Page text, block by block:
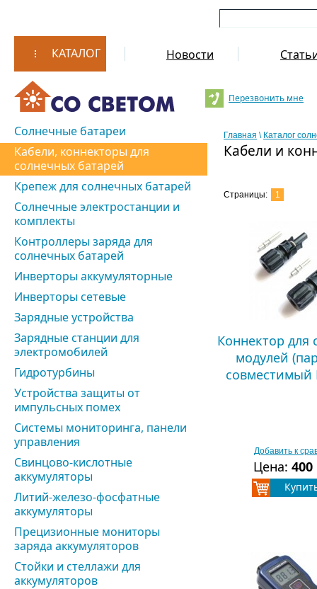
КАТАЛОГ Новости
Перезвонить мне
Солнечные батареи
Кабели, коннекторы для
солнечных батарей
Крепеж для солнечных батарей
Солнечные электростанции и
комплекты
Контроллеры заряда для
солнечных батарей
Инверторы аккумуляторные
Инверторы сетевые
Зарядные устройства
Зарядные станции для
электромобилей
Гидротурбины
Устройства защиты от
импульсных помех
Системы мониторинга, панели
управления
Свинцово-кислотные
аккумуляторы
Литий-железо-фосфатные
аккумуляторы
Прецизионные мониторы
заряда аккумуляторов
Стойки и стеллажи для
аккумуляторов
Главная \ Каталог
Кабели и
Страницы: 1
Коннектор для
модулей
совместимый
Добавить к
Цена: 400